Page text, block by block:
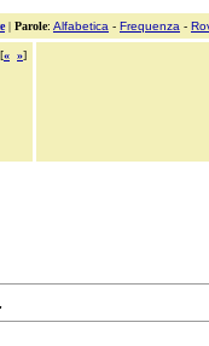
| Parole: Alfabetica - Frequenza -
[« »]